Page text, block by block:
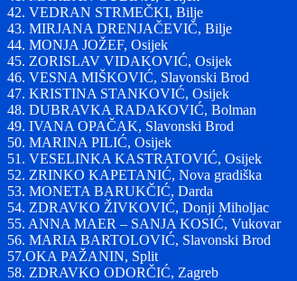
42. VEDRAN STRMEČKI, Bilje
43. MIRJANA DRENJAČEVIČ, Bilje
44. MONJA JOŽEF, Osijek
45. ZORISLAV VIDAKOVIĆ, Osijek
46. VESNA MIŠKOVIĆ, Slavonski Brod
47. KRISTINA STANKOVIĆ, Osijek
48. DUBRAVKA RADAKOVIĆ, Bolman
49. IVANA OPAČAK, Slavonski Brod
50. MARINA PILIĆ, Osijek
51. VESELINKA KASTRATOVIĆ, Osijek
52. ZRINKO KAPETANIĆ, Nova gradiška
53. MONETA BARUKČIĆ, Darda
54. ZDRAVKO ŽIVKOVIĆ, Donji Miholjac
55. ANNA MAER – SANJA KOSIĆ, Vukovar
56. MARIA BARTOLOVIĆ, Slavonski Brod
57.OKA PAŽANIN, Split
58. ZDRAVKO ODORČIĆ, Zagreb